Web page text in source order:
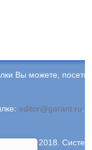
Вы можете,
editor@garant.ru.
2018. Система